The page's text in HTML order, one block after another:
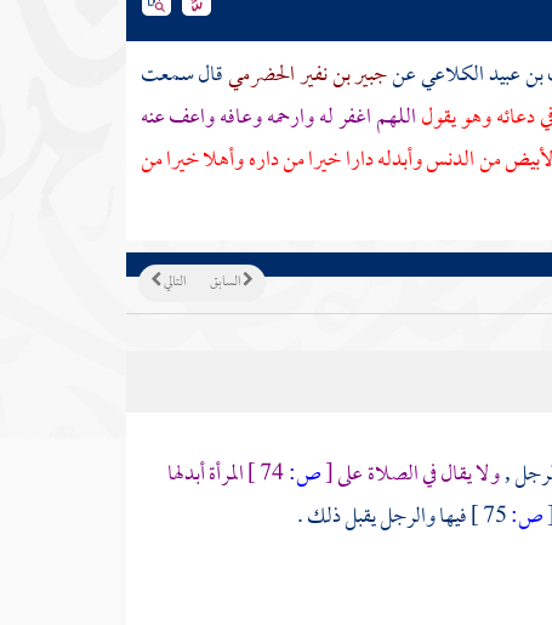
عبيد الكلاعيعنجبير بن نفير الحضرميقال سمعت
وهو يقولاللهم اغفر له وارحمه وعافه واعف عنه
من الدنس وأبدله دارا خيرا من داره وأهلا خيرا من
التالي السابق
,ولا يقال في الصلاة على[ص:
المرأة أبدلها
ص:
فيها والرجل يقبل ذلك .